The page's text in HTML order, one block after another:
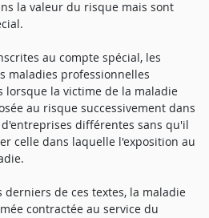
la valeur du risque mais sont
au compte spécial, les
maladies professionnelles
lorsque la victime de la maladie
au risque successivement dans
différentes sans qu'il
celle dans laquelle l'exposition au
de ces textes, la maladie
contractée au service du